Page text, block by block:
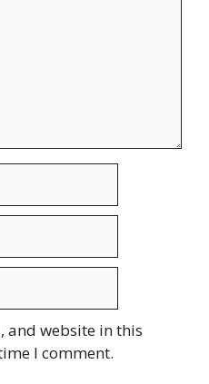
and website in this
I comment.